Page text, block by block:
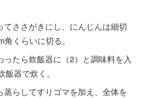
てささがきにし、にんじんは細切
くらいに切る。
ったら炊飯器に（2）と調味料を入
器で炊く。
蒸らしてすりゴマを加え、全体を